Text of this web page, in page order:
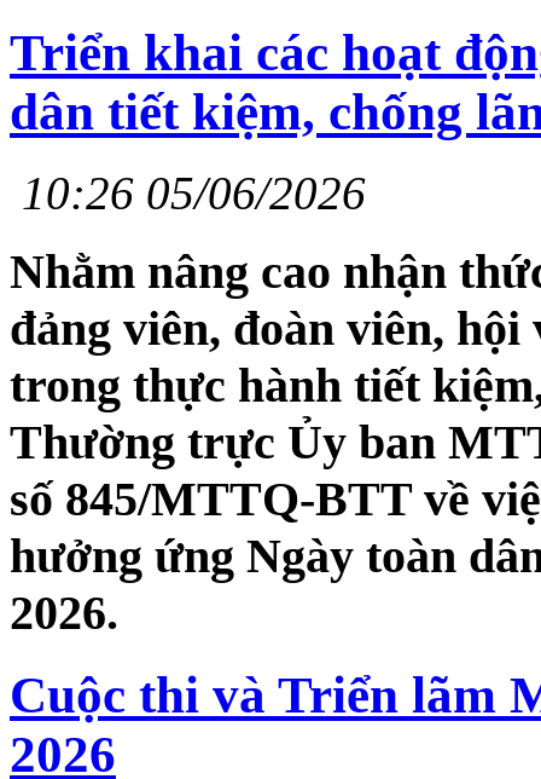
Triển khai các hoạt
dân tiết kiệm, chống
10:26 05/06/2026
Nhằm nâng cao nhận
đảng viên, đoàn viên,
trong thực hành tiết
Thường trực Ủy ban
số 845/MTTQ-BTT về
hưởng ứng Ngày toàn
2026.
Cuộc thi và Triển lãm
2026